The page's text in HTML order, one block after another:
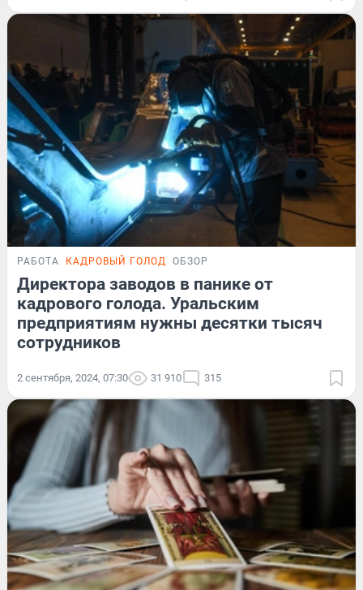
РАБОТА КАДРОВЫЙ ГОЛОД ОБЗОР
Директора заводов в панике от
кадрового голода. Уральским
предприятиям нужны десятки тысяч
сотрудников
2 сентября, 2024, 07:30 31 910 315